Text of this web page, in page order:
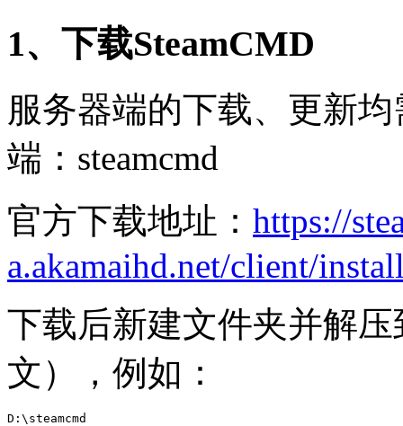
1、下载SteamCMD
服务器端的下载、更新
端：steamcmd
官方下载地址： https://
a.akamaihd.net/client/
下载后新建文件夹并解
文），例如：
D:\steamcmd